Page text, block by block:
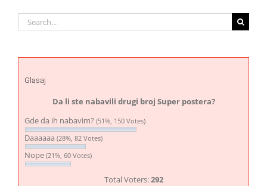
Search
for:
Glasaj
Da li ste nabavili drugi broj Super postera?
Gde da ih nabavim? (51%, 150 Votes)
Daaaaaa (28%, 82 Votes)
Nope (21%, 60 Votes)
Total Voters:292